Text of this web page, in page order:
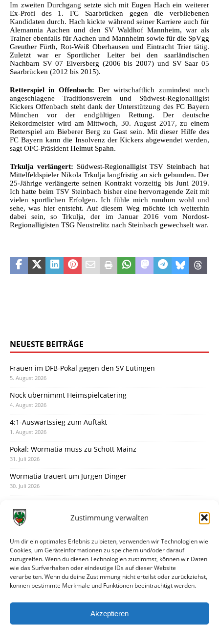
Zustimmung verwalten
Um dir ein optimales Erlebnis zu bieten, verwenden wir Technologien wie
Cookies, um Geräteinformationen zu speichern und/oder darauf
zuzugreifen. Wenn du diesen Technologien zustimmst, können wir Daten
wie das Surfverhalten oder eindeutige IDs auf dieser Website
verarbeiten. Wenn du deine Zustimmung nicht erteilst oder zurückziehst,
können bestimmte Merkmale und Funktionen beeinträchtigt werden.
Akzeptieren
Im zweiten Durchgang setzte sich mit Eugen Hach ein weiterer
Ex-Profi des 1. FC Saarbrücken gegen die verbliebenen
Kandidaten durch. Hach kickte während seiner Karriere auch für
Alemannia Aachen und den SV Waldhof Mannheim, war als
Trainer ebenfalls für Aachen und Mannheim sowie für die SpVgg
Greuther Fürth, Rot-Weiß Oberhausen und Eintracht Trier tätig.
Zuletzt war er Sportlicher Leiter bei den saarländischen
Nachbarn SV 07 Elversberg (2006 bis 2007) und SV Saar 05
Saarbrücken (2012 bis 2015).
Retterspiel in Offenbach: Der wirtschaftlich zumindest noch
angeschlagene Traditionsverein und Südwest-Regionalligist
Kickers Offenbach steht dank der Unterstützung des FC Bayern
München vor der endgültigen Rettung. Der deutsche
Rekordmeister wird am Mittwoch, 30. August 2017, zu einem
Retterspiel am Bieberer Berg zu Gast sein. Mit dieser Hilfe des
FC Bayern kann die Insolvenz der Kickers abgewendet werden,
sagt OFC-Präsident Helmut Spahn.
Trkulja verlängert: Südwest-Regionalligist TSV Steinbach hat
Mittelfeldspieler Nikola Trkulja langfristig an sich gebunden. Der
25-Jährige verlängerte seinen Kontrakt vorzeitig bis Juni 2019.
Ich hatte beim TSV Steinbach bisher eine hervorragende Zeit mit
vielen sportlichen Erfolgen. Ich fühle mich rundum wohl und
sehe, was hier entsteht. Auf diesem Weg möchte ich weiterhin
dabei sein, so Trkulja, der im Januar 2016 vom Nordost-
Regionalligisten TSG Neustrelitz nach Steinbach gewechselt war.
NEUESTE BEITRÄGE
Frauen im DFB-Pokal gegen den SV Eutingen
5. August 2026
Nock übernimmt Heimspielcatering
4. August 2026
4:1-Auswärtssieg zum Auftakt
1. August 2026
Pokal: Wormatia muss zu Schott Mainz
31. Juli 2026
Wormatia trauert um Jürgen Dinger
30. Juli 2026
28. Juli 2026
28. Juli 2026
Neue Podcast-Folge: So tickt Björn!
27. Juli 2026
Eindrücke vom Stadionfest
Unterhaltsamer Abschlusstest mit später Niederlage
25. Juli 2026